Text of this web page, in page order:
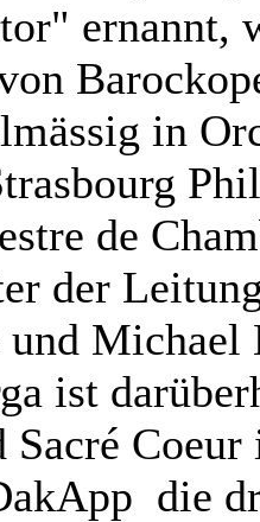
ernannt,
in
de
der
Michael
ist
Sacré
die